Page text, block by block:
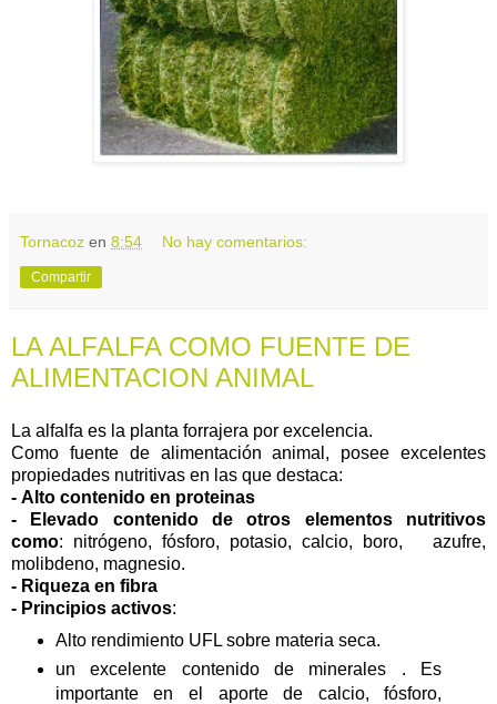
Tornacoz en 8:54 No hay comentarios:
Compartir
LA ALFALFA COMO FUENTE DE
ALIMENTACION ANIMAL
La alfalfa es la planta forrajera por excelencia.
Como fuente de alimentación animal, posee excelentes
propiedades nutritivas en las que destaca:
- Alto contenido en proteinas
-
Elevado contenido de otros elementos nutritivos
como: nitrógeno, fósforo, potasio, calcio, boro, azufre,
molibdeno, magnesio.
- Riqueza en fibra
- Principios activos:
Alto rendimiento UFL sobre materia seca.
un excelente contenido de minerales . Es
importante en el aporte de calcio, fósforo,